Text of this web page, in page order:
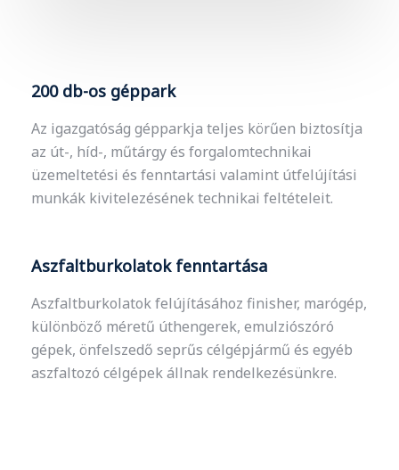
200 db-os géppark
Az igazgatóság gépparkja teljes körűen biztosítja
az út-, híd-, műtárgy és forgalomtechnikai
üzemeltetési és fenntartási valamint útfelújítási
munkák kivitelezésének technikai feltételeit.
Aszfaltburkolatok fenntartása
Aszfaltburkolatok felújításához finisher, marógép,
különböző méretű úthengerek, emulziószóró
gépek, önfelszedő seprűs célgépjármű és egyéb
aszfaltozó célgépek állnak rendelkezésünkre.